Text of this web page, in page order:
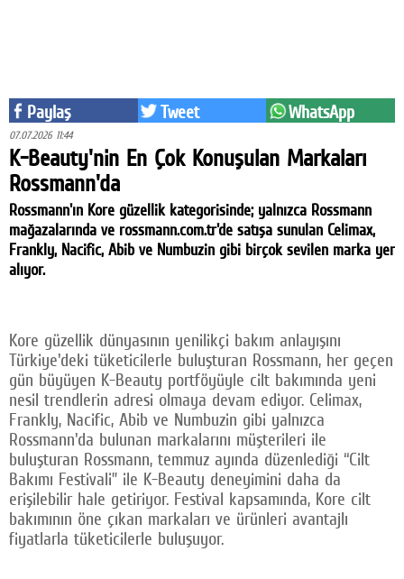
Kültür-sanat
Sağlık
Yazarlar
Künye
Facebook
Twitter
Google Plus
© 2026 TÜM HAKLARI SAKLIDIR
Paylaş Tweet WhatsApp
07.07.2026 11:44
K-Beauty'nin En Çok Konuşulan Markaları
Rossmann'da
Rossmann'ın Kore güzellik kategorisinde; yalnızca Rossmann
mağazalarında ve rossmann.com.tr'de satışa sunulan Celimax,
Frankly, Nacific, Abib ve Numbuzin gibi birçok sevilen marka yer
alıyor.
Kore güzellik dünyasının yenilikçi bakım anlayışını
Türkiye'deki tüketicilerle buluşturan Rossmann, her geçen
gün büyüyen K-Beauty portföyüyle cilt bakımında yeni
nesil trendlerin adresi olmaya devam ediyor. Celimax,
Frankly, Nacific, Abib ve Numbuzin gibi yalnızca
Rossmann'da bulunan markalarını müşterileri ile
buluşturan Rossmann, temmuz ayında düzenlediği “Cilt
Bakımı Festivali” ile K-Beauty deneyimini daha da
erişilebilir hale getiriyor. Festival kapsamında, Kore cilt
bakımının öne çıkan markaları ve ürünleri avantajlı
fiyatlarla tüketicilerle buluşuyor.